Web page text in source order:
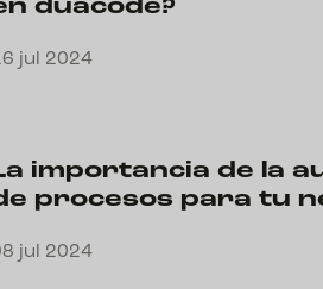
duacode?
jul 2024
importancia de la
procesos para tu
jul 2024